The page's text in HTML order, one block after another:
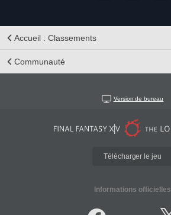
Accueil : Classements
Communauté
Version de bureau
Télécharger le jeu
Informations officielles